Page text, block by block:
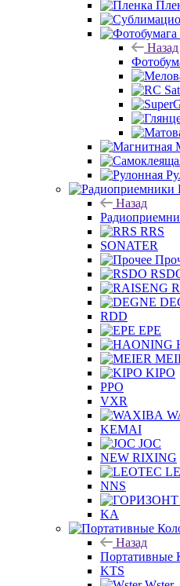
Назад
Назад
RRS
SONATER
RDD
EPE
KIPO
PPO
VXR
KEMAI
JOC
NEW RIXING
NNS
KA
Назад
Портативные
KTS